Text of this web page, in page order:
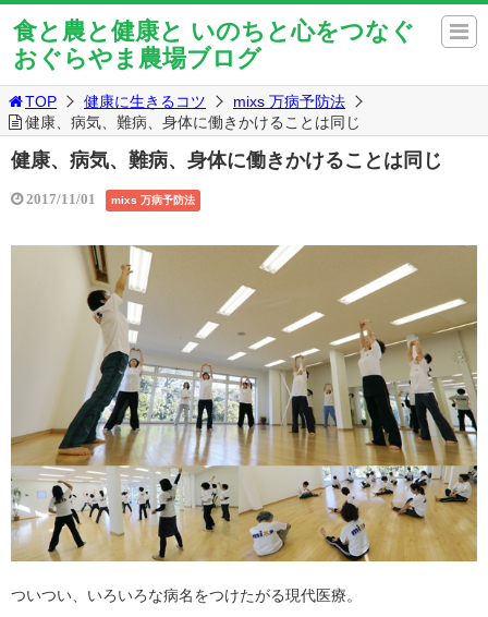
食と農と健康と いのちと心をつなぐ
おぐらやま農場ブログ
TOP 健康に生きるコツ
mixs 万病予防法
健康、病気、難病、身体に働きかけることは同じ
健康、病気、難病、身体に働きかけることは同じ
2017/11/01 mixs 万病予防法
ついつい、いろいろな病名をつけたがる現代医療。